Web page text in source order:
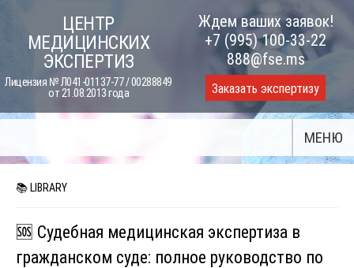
content
ЦЕНТР
МЕДИЦИНСКИХ
ЭКСПЕРТИЗ
Лицензия № Л041-01137-77 / 00288849
от 21.08.2013 года
Ждем ваших заявок!
+7 (995) 100-33-22
888@fse.ms
Заказать экспертизу
МЕНЮ
📚 LIBRARY
🆘 Судебная медицинская экспертиза в
гражданском суде: полное руководство по